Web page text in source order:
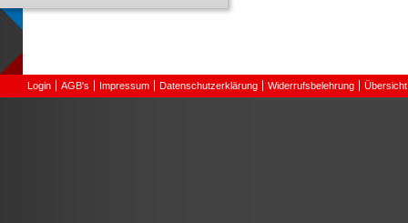
Login AGB's Impressum Datenschutzerklärung Widerrufsbelehrung